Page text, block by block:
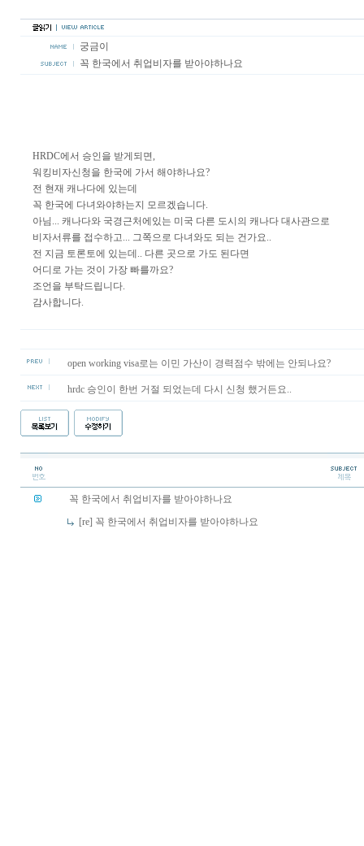
궁금이
꼭 한국에서 취업비자를 받아야하나요
HRDC에서 승인을 받게되면,
워킹비자신청을 한국에 가서 해야하나요?
전 현재 캐나다에 있는데
꼭 한국에 다녀와야하는지 모르겠습니다.
아님... 캐나다와 국경근처에있는 미국 다른 도시의 캐나다 대사관으로
비자서류를 접수하고... 그쪽으로 다녀와도 되는 건가요..
전 지금 토론토에 있는데.. 다른 곳으로 가도 된다면
어디로 가는 것이 가장 빠를까요?
조언을 부탁드립니다.
감사합니다.
open working visa로는 이민 가산이 경력점수 밖에는 안되나요?
hrdc 승인이 한번 거절 되었는데 다시 신청 했거든요..
꼭 한국에서 취업비자를 받아야하나요
[re] 꼭 한국에서 취업비자를 받아야하나요